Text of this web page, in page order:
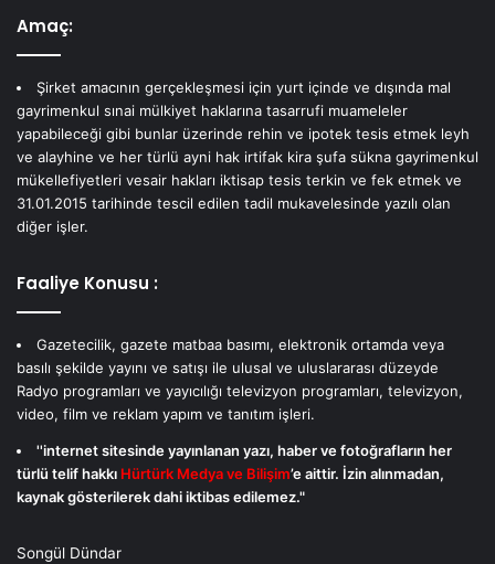
Amaç:
Şirket amacının gerçekleşmesi için yurt içinde ve dışında mal
gayrimenkul sınai mülkiyet haklarına tasarrufi muameleler
yapabileceği gibi bunlar üzerinde rehin ve ipotek tesis etmek leyh
ve alayhine ve her türlü ayni hak irtifak kira şufa sükna gayrimenkul
mükellefiyetleri vesair hakları iktisap tesis terkin ve fek etmek ve
31.01.2015 tarihinde tescil edilen tadil mukavelesinde yazılı olan
diğer işler.
Faaliye Konusu :
Gazetecilik, gazete matbaa basımı, elektronik ortamda veya
basılı şekilde yayını ve satışı ile ulusal ve uluslararası düzeyde
Radyo programları ve yayıcılığı televizyon programları, televizyon,
video, film ve reklam yapım ve tanıtım işleri.
''internet sitesinde yayınlanan yazı, haber ve fotoğrafların her
türlü telif hakkı Hürtürk Medya ve Bilişim’e aittir. İzin alınmadan,
kaynak gösterilerek dahi iktibas edilemez."
Songül Dündar